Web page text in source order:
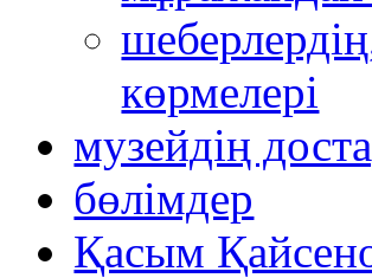
көрмелері
музейдің
бөлімдер
Қасым